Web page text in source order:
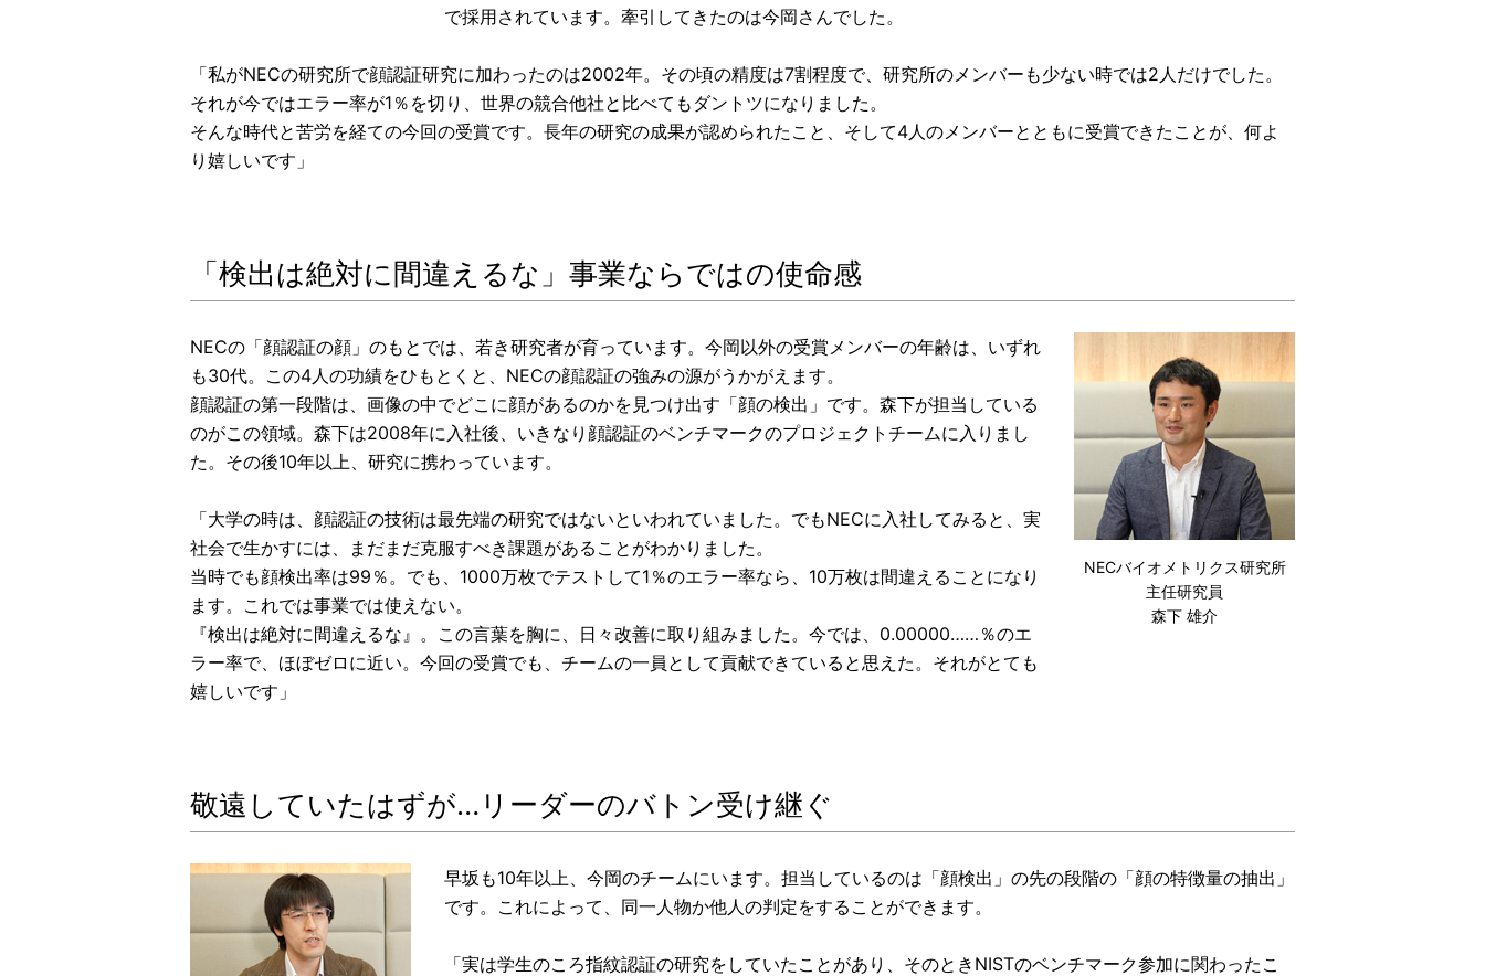
で採用されています。牽引してきたのは今岡さんでした。
「私がNECの研究所で顔認証研究に加わったのは2002年。その頃の精度は7割程度で、研究所のメンバーも少ない時では2人だけでした。
それが今ではエラー率が1％を切り、世界の競合他社と比べてもダントツになりました。
そんな時代と苦労を経ての今回の受賞です。長年の研究の成果が認められたこと、そして4人のメンバーとともに受賞できたことが、何よ
り嬉しいです」
「検出は絶対に間違えるな」事業ならではの使命感
NECバイオメトリクス研究所
主任研究員
森下 雄介
NECの「顔認証の顔」のもとでは、若き研究者が育っています。今岡以外の受賞メンバーの年齢は、いずれ
も30代。この4人の功績をひもとくと、NECの顔認証の強みの源がうかがえます。
顔認証の第一段階は、画像の中でどこに顔があるのかを見つけ出す「顔の検出」です。森下が担当している
のがこの領域。森下は2008年に入社後、いきなり顔認証のベンチマークのプロジェクトチームに入りまし
た。その後10年以上、研究に携わっています。
「大学の時は、顔認証の技術は最先端の研究ではないといわれていました。でもNECに入社してみると、実
社会で生かすには、まだまだ克服すべき課題があることがわかりました。
当時でも顔検出率は99％。でも、1000万枚でテストして1％のエラー率なら、10万枚は間違えることになり
ます。これでは事業では使えない。
『検出は絶対に間違えるな』。この言葉を胸に、日々改善に取り組みました。今では、0.00000……％のエ
ラー率で、ほぼゼロに近い。今回の受賞でも、チームの一員として貢献できていると思えた。それがとても
嬉しいです」
敬遠していたはずが…リーダーのバトン受け継ぐ
早坂も10年以上、今岡のチームにいます。担当しているのは「顔検出」の先の段階の「顔の特徴量の抽出」
です。これによって、同一人物か他人の判定をすることができます。
「実は学生のころ指紋認証の研究をしていたことがあり、そのときNISTのベンチマーク参加に関わったこ